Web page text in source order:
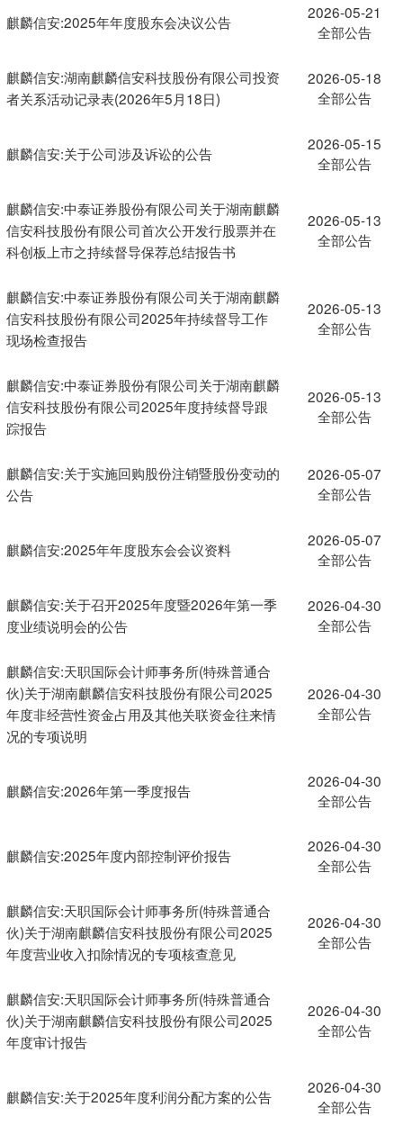
麒麟信安:2025年年度股东会决议公告
2026-05-21
全部公告
麒麟信安:湖南麒麟信安科技股份有限公司投资
者关系活动记录表(2026年5月18日)
2026-05-18
全部公告
麒麟信安:关于公司涉及诉讼的公告
2026-05-15
全部公告
麒麟信安:中泰证券股份有限公司关于湖南麒麟
信安科技股份有限公司首次公开发行股票并在
科创板上市之持续督导保荐总结报告书
2026-05-13
全部公告
麒麟信安:中泰证券股份有限公司关于湖南麒麟
信安科技股份有限公司2025年持续督导工作
现场检查报告
2026-05-13
全部公告
麒麟信安:中泰证券股份有限公司关于湖南麒麟
信安科技股份有限公司2025年度持续督导跟
踪报告
2026-05-13
全部公告
麒麟信安:关于实施回购股份注销暨股份变动的
公告
2026-05-07
全部公告
麒麟信安:2025年年度股东会会议资料
2026-05-07
全部公告
麒麟信安:关于召开2025年度暨2026年第一季
度业绩说明会的公告
2026-04-30
全部公告
麒麟信安:天职国际会计师事务所(特殊普通合
伙)关于湖南麒麟信安科技股份有限公司2025
年度非经营性资金占用及其他关联资金往来情
况的专项说明
2026-04-30
全部公告
麒麟信安:2026年第一季度报告
2026-04-30
全部公告
麒麟信安:2025年度内部控制评价报告
2026-04-30
全部公告
麒麟信安:天职国际会计师事务所(特殊普通合
伙)关于湖南麒麟信安科技股份有限公司2025
年度营业收入扣除情况的专项核查意见
2026-04-30
全部公告
麒麟信安:天职国际会计师事务所(特殊普通合
伙)关于湖南麒麟信安科技股份有限公司2025
年度审计报告
2026-04-30
全部公告
麒麟信安:关于2025年度利润分配方案的公告
2026-04-30
全部公告